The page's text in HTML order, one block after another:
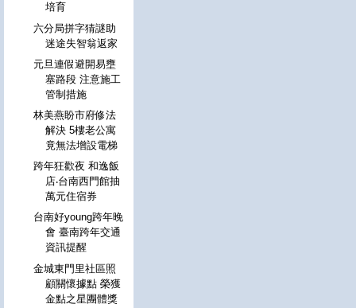
培育
六分局拼字猜謎助
迷途失智翁返家
元旦連假避開易壅
塞路段 注意施工
管制措施
林美燕盼市府修法
解決 5樓老公寓
竟無法增設電梯
跨年狂歡夜 和逸飯
店‧台南西門館抽
萬元住宿券
台南好young跨年晚
會 臺南跨年交通
資訊提醒
金城東門里社區照
顧關懷據點 榮獲
金點之星團體獎